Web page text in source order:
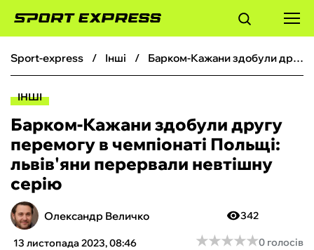
ФУТБОЛ
БОКС
ХОКЕЙ
ТЕНІС
sport-express інші Барком-Кажани здобули другу перемогу в чемпіонаті Польщі: львів'яни перервали невтішну серію
ІНШІ
Барком-Кажани здобули другу
перемогу в чемпіонаті Польщі:
львів'яни перервали невтішну
серію
Олександр Величко
13 листопада 2023, 08:46
342
★★★★★
★★★★★0 голосів